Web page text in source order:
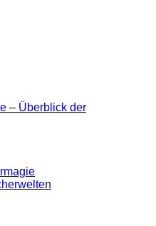
– Überblick der